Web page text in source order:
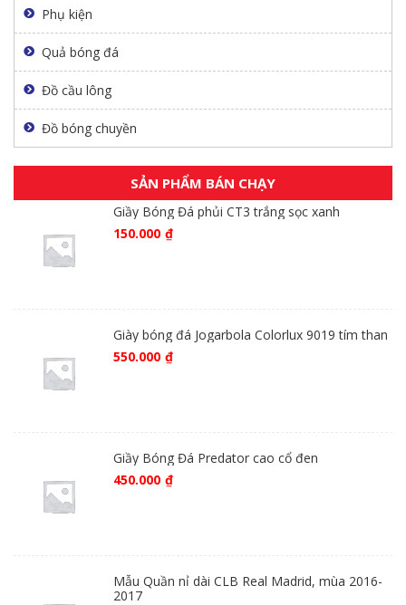
Phụ kiện
Quả bóng đá
Đồ cầu lông
Đồ bóng chuyền
SẢN PHẨM BÁN CHẠY
Giầy Bóng Đá phủi CT3 trắng sọc xanh
150.000 ₫
Giày bóng đá Jogarbola Colorlux 9019 tím than
550.000 ₫
Giầy Bóng Đá Predator cao cổ đen
450.000 ₫
Mẫu Quần nỉ dài CLB Real Madrid, mùa 2016-
2017